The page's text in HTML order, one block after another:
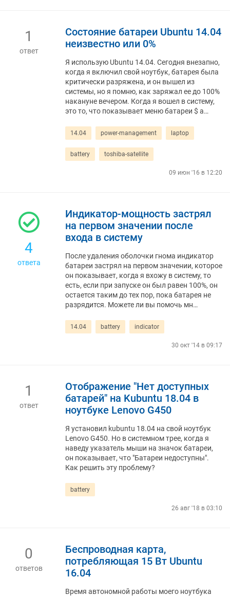
1
ответ
Состояние батареи Ubuntu 14.04
неизвестно или 0%
Я использую Ubuntu 14.04. Сегодня внезапно,
когда я включил свой ноутбук, батарея была
критически разряжена, и он вышел из
системы, но я помню, как заряжал ее до 100%
накануне вечером. Когда я вошел в систему,
это то, что показывает меню батареи $ a…
14.04 power-management laptop
battery toshiba-satellite
09 июн '16 в 12:20
4
ответа
Индикатор-мощность застрял
на первом значении после
входа в систему
После удаления оболочки гнома индикатор
батареи застрял на первом значении, которое
он показывает, когда я вхожу в систему, то
есть, если при запуске он был равен 100%, он
остается таким до тех пор, пока батарея не
разрядится. Можете ли вы помочь мн…
14.04 battery indicator
30 окт '14 в 09:17
1
ответ
Отображение "Нет доступных
батарей" на Kubuntu 18.04 в
ноутбуке Lenovo G450
Я установил kubuntu 18.04 на свой ноутбук
Lenovo G450. Но в системном трее, когда я
наведу указатель мыши на значок батареи,
он показывает, что "Батареи недоступны".
Как решить эту проблему?
battery
26 авг '18 в 03:10
0
ответов
Беспроводная карта,
потребляющая 15 Вт Ubuntu
16.04
Время автономной работы моего ноутбука